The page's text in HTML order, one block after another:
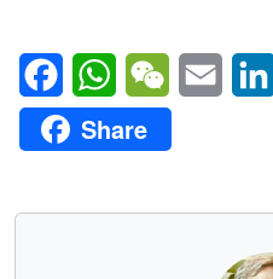
FacebookWhatsAppWeChatEmail
Share